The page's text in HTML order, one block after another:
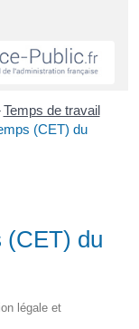
Temps de travail
(CET) du
(CET) du
légale et